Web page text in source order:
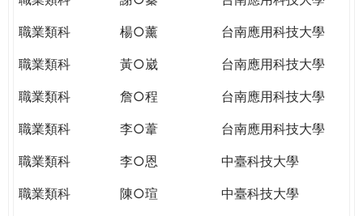
職業類科
楊○薰
台南應用科技大學
職業類科
黃○崴
台南應用科技大學
職業類科
詹○程
台南應用科技大學
職業類科
李○葦
台南應用科技大學
職業類科
李○恩
中臺科技大學
職業類科
陳○瑄
中臺科技大學